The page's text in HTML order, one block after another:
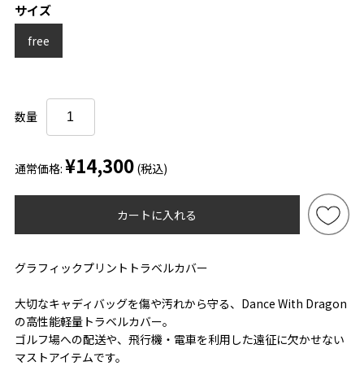
サイズ
free
数量
通常価格: ¥14,300 (税込)
カートに入れる
グラフィックプリントトラベルカバー
大切なキャディバッグを傷や汚れから守る、Dance With Dragon
の高性能軽量トラベルカバー。
ゴルフ場への配送や、飛行機・電車を利用した遠征に欠かせない
マストアイテムです。